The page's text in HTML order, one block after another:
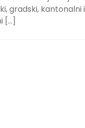
gradski, kantonalni i
[…]